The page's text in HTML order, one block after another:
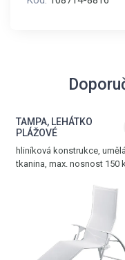
TAMPA, LEHÁTKO
PLÁŽOVÉ
hliníková konstrukce, umělá
tkanina, max. nosnost 150